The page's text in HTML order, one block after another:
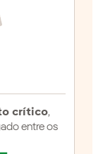
crítico,
entre os